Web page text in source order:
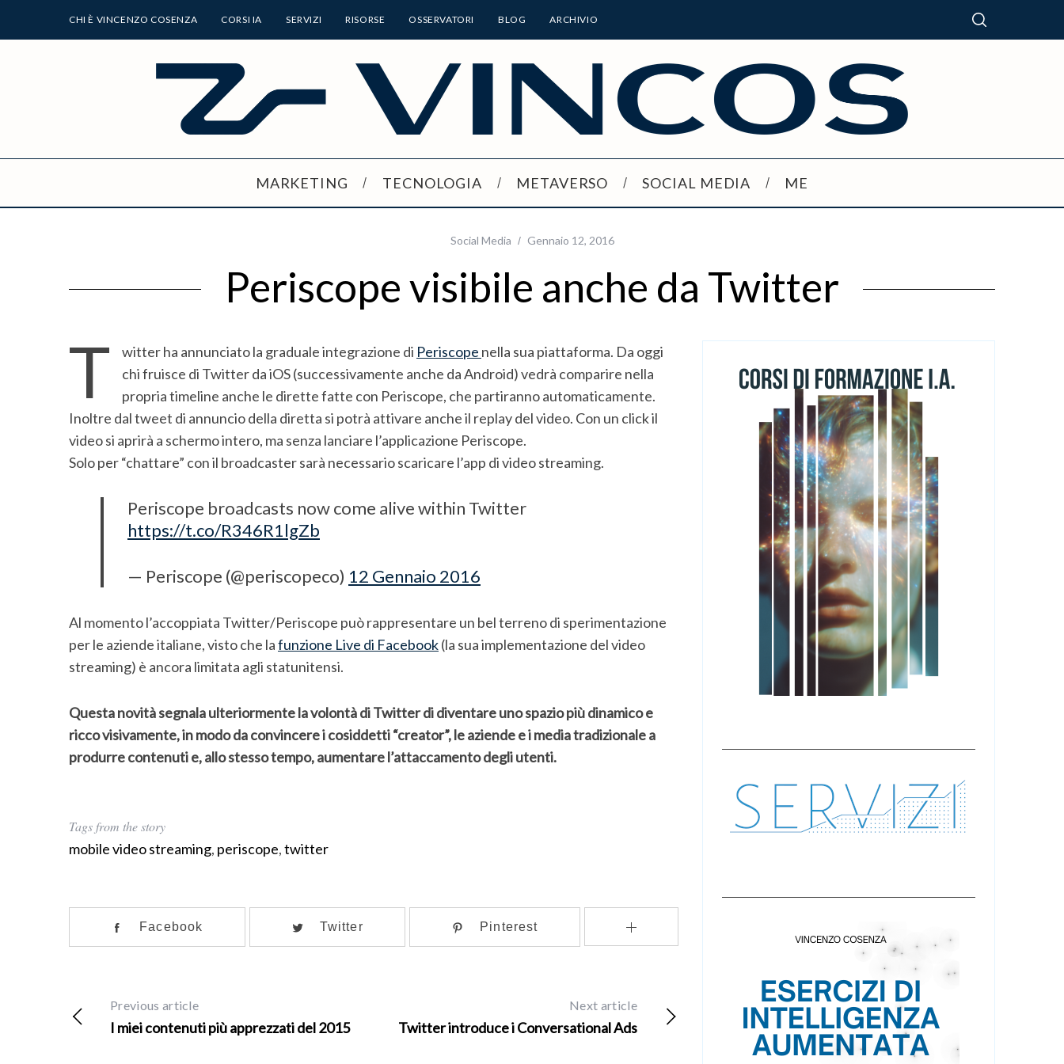
CHI È VINCENZO COSENZA CORSI IA SERVIZI RISORSE OSSERVATORI BLOG ARCHIVIO
MARKETING TECNOLOGIA METAVERSO SOCIAL MEDIA ME
Social Media Gennaio 12, 2016
Periscope visibile anche da Twitter
T witter ha annunciato la graduale integrazione di Periscope nella sua piattaforma. Da oggi
chi fruisce di Twitter da iOS (successivamente anche da Android) vedrà comparire nella
propria timeline anche le dirette fatte con Periscope, che partiranno automaticamente.
Inoltre dal tweet di annuncio della diretta si potrà attivare anche il replay del video. Con un click il
video si aprirà a schermo intero, ma senza lanciare l’applicazione Periscope.
Solo per “chattare” con il broadcaster sarà necessario scaricare l’app di video streaming.
Periscope broadcasts now come alive within Twitter
https://t.co/R346R1lgZb
— Periscope (@periscopeco) 12 Gennaio 2016
Al momento l’accoppiata Twitter/Periscope può rappresentare un bel terreno di sperimentazione
per le aziende italiane, visto che lafunzione Live di Facebook(la sua implementazione del video
streaming) è ancora limitata agli statunitensi.
Questa novità segnala ulteriormente la volontà di Twitter di diventare uno spazio più dinamico e
ricco visivamente, in modo da convincere i cosiddetti “creator”, le aziende e i media tradizionale a
produrre contenuti e, allo stesso tempo, aumentare l’attaccamento degli utenti.
Tags from the story
mobile video streaming, periscope,twitter
Facebook Twitter Pinterest
Previous article
I miei contenuti più apprezzati del 2015
Next article
Twitter introduce i Conversational Ads
a
r
c
o
r
: